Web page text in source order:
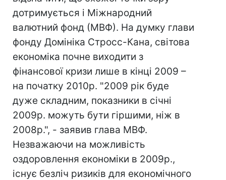
дотримується і Міжнародний
валютний фонд (МВФ). На думку глави
фонду Домініка Стросс-Кана, світова
економіка почне виходити з
фінансової кризи лише в кінці 2009 –
на початку 2010р. "2009 рік буде
дуже складним, показники в січні
2009р. можуть бути гіршими, ніж в
2008р.", - заявив глава МВФ.
Незважаючи на можливість
оздоровлення економіки в 2009р.,
існує безліч ризиків для економічного